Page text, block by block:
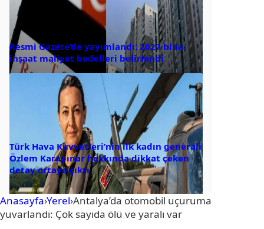
Resmi Gazete’de yayımlandı: 2027 bina
inşaat maliyet bedelleri belirlendi
Türk Hava Kuvvetleri’nin ilk kadın generali
Özlem Karapınar hakkında dikkat çeken
detay ortaya çıktı
Anasayfa›Yerel›Antalya’da otomobil uçuruma
yuvarlandı: Çok sayıda ölü ve yaralı var